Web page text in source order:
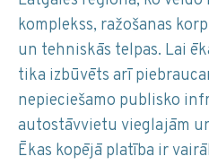
komplekss, ražošanas
un tehniskās telpas. Lai
tika izbūvēts arī
nepieciešamo publisko
autostāvvietu vieglajām
Ēkas kopējā platība ir